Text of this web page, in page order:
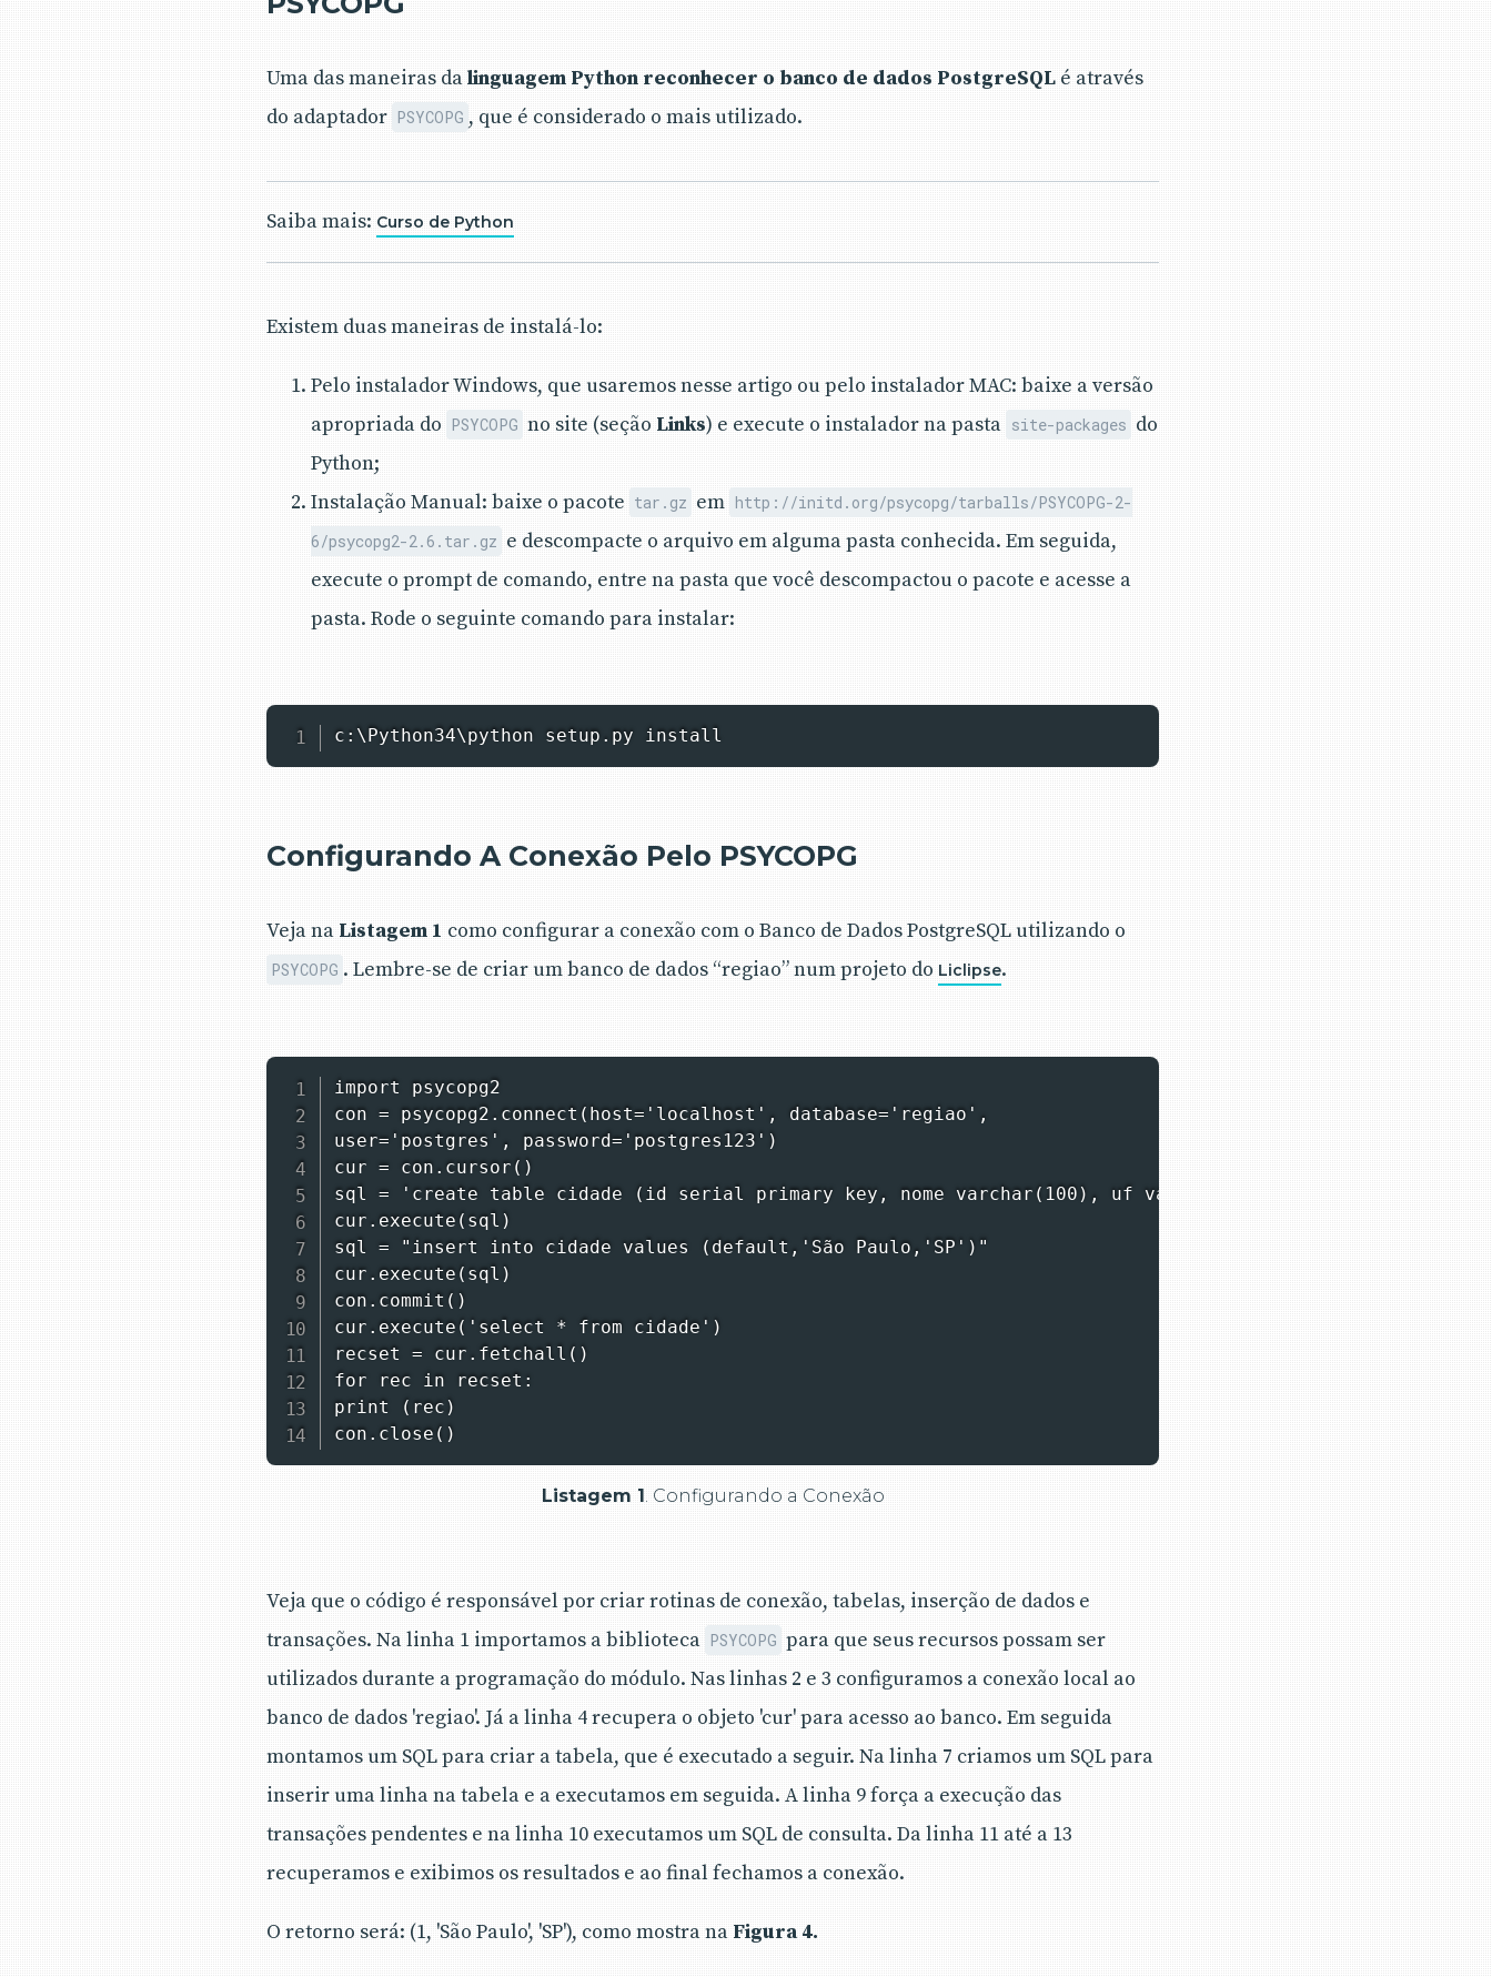
Uma das maneiras dalinguagem Python reconhecer o banco de dados PostgreSQL é através
do adaptador PSYCOPG , que é considerado o mais utilizado.
Saiba mais: Curso de Python
Existem duas maneiras de instalá-lo:
Pelo instalador Windows, que usaremos nesse artigo ou pelo instalador MAC: baixe a versão
apropriada do PSYCOPG no site (seção Links) e execute o instalador na pasta site-packages do
Python;
Instalação Manual: baixe o pacote tar.gz em http://initd.org/psycopg/tarballs/PSYCOPG-2-
6/psycopg2-2.6.tar.gz e descompacte o arquivo em alguma pasta conhecida. Em seguida,
execute o prompt de comando, entre na pasta que você descompactou o pacote e acesse a
pasta. Rode o seguinte comando para instalar:
c:\Python34\python setup.py install
Configurando A Conexão Pelo PSYCOPG
Veja na Listagem 1 como configurar a conexão com o Banco de Dados PostgreSQL utilizando o
PSYCOPG . Lembre-se de criar um banco de dados “regiao” num projeto do Liclipse.
import psycopg2
con = psycopg2.connect(host='localhost', database='regiao',
user='postgres', password='postgres123')
cur = con.cursor()
sql = 'create table cidade (id serial primary key, nome varchar(100), uf varchar(2))'
cur.execute(sql)
sql = "insert into cidade values (default,'São Paulo,'SP')"
cur.execute(sql)
con.commit()
cur.execute('select * from cidade')
recset = cur.fetchall()
for rec in recset:
print (rec)
con.close()
Listagem 1. Configurando a Conexão
Veja que o código é responsável por criar rotinas de conexão, tabelas, inserção de dados e
transações. Na linha 1 importamos a biblioteca PSYCOPG para que seus recursos possam ser
utilizados durante a programação do módulo. Nas linhas 2 e 3 configuramos a conexão local ao
banco de dados 'regiao'. Já a linha 4 recupera o objeto 'cur' para acesso ao banco. Em seguida
montamos um SQL para criar a tabela, que é executado a seguir. Na linha 7 criamos um SQL para
inserir uma linha na tabela e a executamos em seguida. A linha 9 força a execução das
transações pendentes e na linha 10 executamos um SQL de consulta. Da linha 11 até a 13
recuperamos e exibimos os resultados e ao final fechamos a conexão.
O retorno será: (1, 'São Paulo', 'SP'), como mostra na Figura 4.